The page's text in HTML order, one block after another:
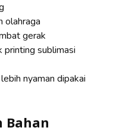
olahraga
gerak
printing sublimasi
nyaman dipakai
Bahan